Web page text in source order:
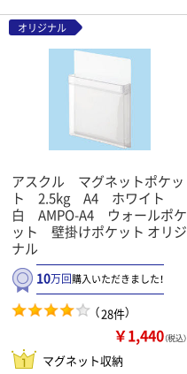
オリジナル
アスクル マグネットポケッ
ト 2.5kg A4 ホワイト
白 AMPO-A4 ウォールポケ
ット 壁掛けポケット オリジ
ナル
10万回購入いただきました！
（28件）
￥1,440（税込）
マグネット収納